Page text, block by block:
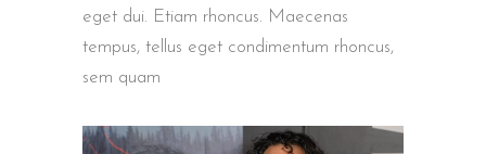
eget dui. Etiam rhoncus. Maecenas
tempus, tellus eget condimentum rhoncus,
sem quam